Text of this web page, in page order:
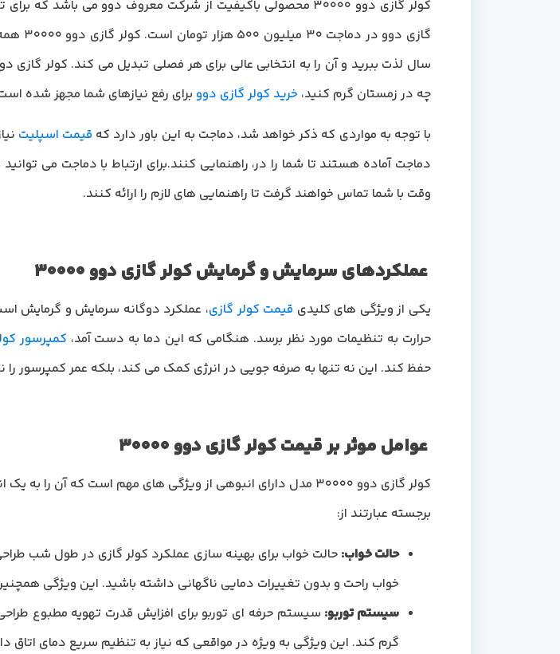
کولر گازی دوو 30000 محصولی باکیفیت از شرکت معروف دوو می
گازی
چه در زمستان گرم کنید، خرید کولر گازی دوو برای رفع نیازهای شما مجهز شده
با توجه به مواردی که ذکر خواهد شد، دماجت به این باور دارد که قیمت اسپلیت
دماجت آماده هستند تا شما را در، راهنمایی کنند.برای ارتباط با دماجت می
وقت با شما تماس خواهند گرفت تا راهنمایی های لازم را ارائه کنند.
عملکردهای سرمایش و گرمایش کولر گازی دوو 30000
یکی از ویژگی های کلیدی قیمت کولر گازی، عملکرد دوگانه سرمایش و گرمایش
حرارت به تنظیمات مورد نظر برسد. هنگامی که این دما به دست آمد، کمپرسور
حفظ کند. این نه تنها به صرفه جویی در انرژی کمک می کند، بلکه عمر کمپرسور را
عوامل موثر بر قیمت کولر گازی دوو 30000
کولر گازی دوو 30000 مدل دارای انبوهی از ویژگی های مهم است که
برجسته عبارتند از:
حالت خواب: حالت خواب برای بهینه سازی عملکرد کولر گازی در طول شب
خواب راحت و بدون تغییرات دمایی ناگهانی داشته باشید. این ویژگی
سیستم توربو: سیستم حرفه ای توربو برای افزایش قدرت تهویه مطبوع
گرم کند. این ویژگی به ویژه در مواقعی که نیاز به تنظیم سریع دمای اتاق